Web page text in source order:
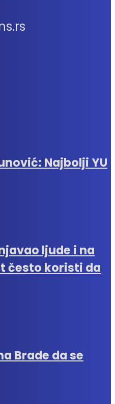
Najbolji YU
ljude i na
često koristi da
Brade da se